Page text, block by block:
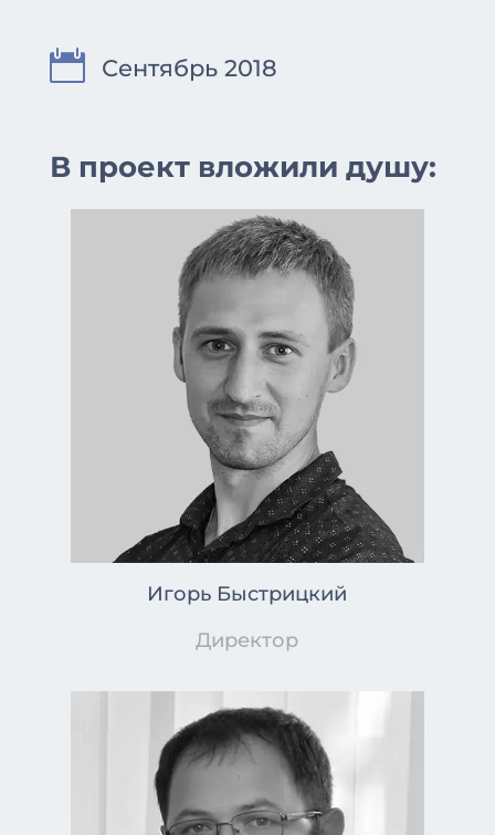
 Сентябрь 2018
В проект вложили душу:
Игорь Быстрицкий
Директор